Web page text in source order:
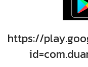
https://